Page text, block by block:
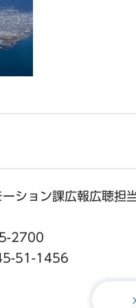
ション課広報広聴担
2700
51-1456